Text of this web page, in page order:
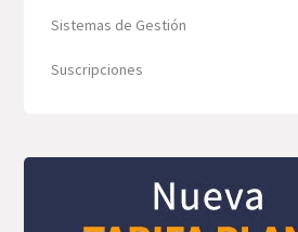
Sistemas de Gestión
Suscripciones